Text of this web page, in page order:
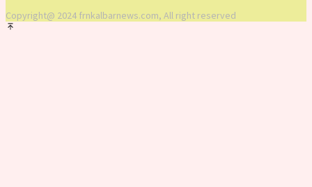
Copyright@ 2024 frnkalbarnews.com, All right reserved